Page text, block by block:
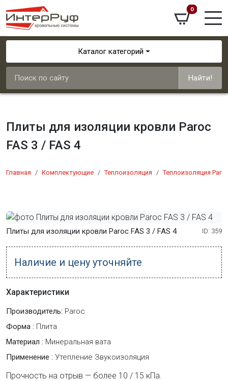
0
Каталог категорий
Найти!
Плиты для изоляции кровли Paroc
FAS 3 / FAS 4
Главная Комплектующие Теплоизоляция Теплоизоляция
Плиты для изоляции кровли Paroc FAS 3 / FAS 4 ID: 359
Наличие и цену уточняйте
Характеристики
Производитель: Paroc
Форма : Плита
Материал : Минеральная вата
Применение : Утепление Звукоизоляция
Прочность на отрыв — более 10 / 15 кПа.